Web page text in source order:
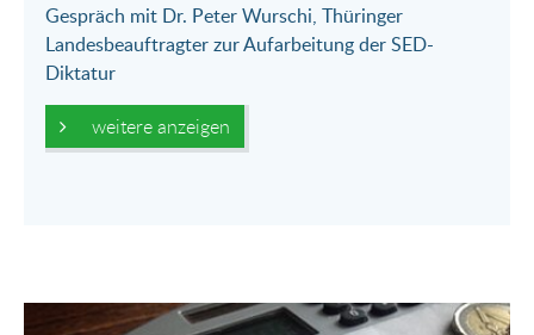
Gespräch mit Dr. Peter Wurschi, Thüringer
Landesbeauftragter zur Aufarbeitung der SED-
Diktatur
weitere anzeigen